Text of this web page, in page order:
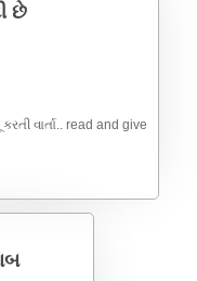
છે
વાર્તા.. read and give